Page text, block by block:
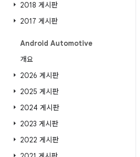
2018 게시판
2017 게시판
Android Automotive
개요
2026 게시판
2025 게시판
2024 게시판
2023 게시판
2022 게시판